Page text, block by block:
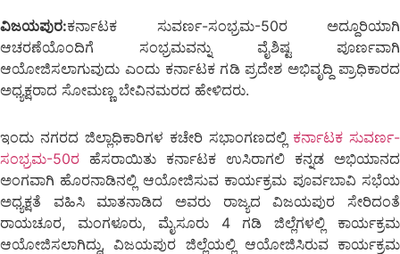
ವಿಜಯಪುರ:ಕರ್ನಾಟಕ ಸುವರ್ಣ-ಸಂಭ್ರಮ-50ರ ಅದ್ದೂರಿಯಾಗಿ
ಆಚರಣೆಯೊಂದಿಗೆ ಸಂಭ್ರಮವನ್ನು ವೈಶಿಷ್ಟ ಪೂರ್ಣವಾಗಿ
ಆಯೋಜಿಸಲಾಗುವುದು ಎಂದು ಕರ್ನಾಟಕ ಗಡಿ ಪ್ರದೇಶ ಅಭಿವೃದ್ದಿ ಪ್ರಾಧಿಕಾರದ
ಅಧ್ಯಕ್ಷರಾದ ಸೋಮಣ್ಣ ಬೇವಿನಮರದ ಹೇಳಿದರು.
ಇಂದು ನಗರದ ಜಿಲ್ಲಾಧಿಕಾರಿಗಳ ಕಚೇರಿ ಸಭಾಂಗಣದಲ್ಲಿ ಕರ್ನಾಟಕ ಸುವರ್ಣ-
ಸಂಭ್ರಮ-50ರ ಹೆಸರಾಯಿತು ಕರ್ನಾಟಕ ಉಸಿರಾಗಲಿ ಕನ್ನಡ ಅಭಿಯಾನದ
ಅಂಗವಾಗಿ ಹೊರನಾಡಿನಲ್ಲಿ ಆಯೋಜಿಸುವ ಕಾರ್ಯಕ್ರಮ ಪೂರ್ವಬಾವಿ ಸಭೆಯ
ಅಧ್ಯಕ್ಷತೆ ವಹಿಸಿ ಮಾತನಾಡಿದ ಅವರು ರಾಜ್ಯದ ವಿಜಯಪುರ ಸೇರಿದಂತೆ
ರಾಯಚೂರ, ಮಂಗಳೂರು, ಮೈಸೂರು 4 ಗಡಿ ಜಿಲ್ಲೆಗಳಲ್ಲಿ ಕಾರ್ಯಕ್ರಮ
ಆಯೋಜಿಸಲಾಗಿದ್ದು, ವಿಜಯಪುರ ಜಿಲ್ಲೆಯಲ್ಲಿ ಆಯೋಜಿಸಿರುವ ಕಾರ್ಯಕ್ರಮ